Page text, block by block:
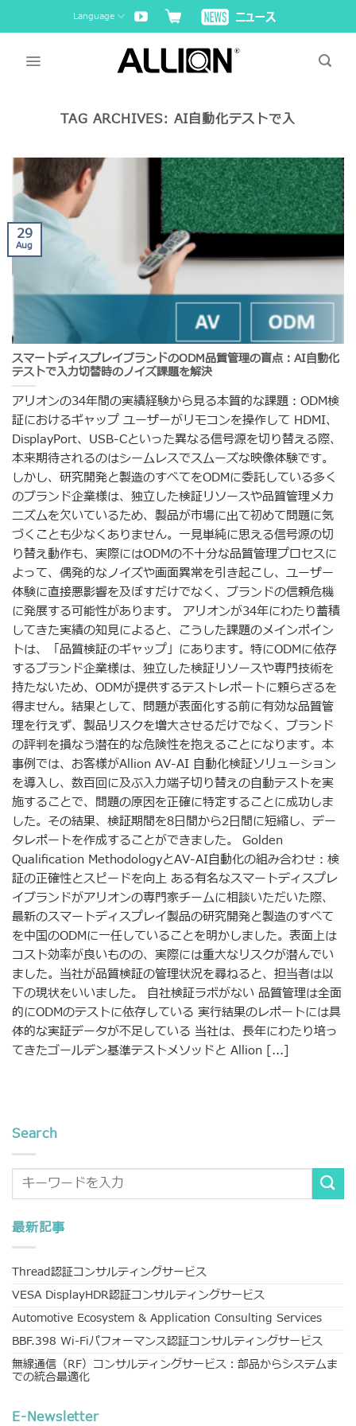
to
Language
TAG ARCHIVES: AI自動化テストで入
スマートディスプレイブランドのODM品質管理の盲点：AI自動化
テストで入力切替時のノイズ課題を解決
アリオンの34年間の実績経験から見る本質的な課題：ODM検
証におけるギャップ ユーザーがリモコンを操作して HDMI、
DisplayPort、USB-Cといった異なる信号源を切り替える際、
本来期待されるのはシームレスでスムーズな映像体験です。
しかし、研究開発と製造のすべてをODMに委託している多く
のブランド企業様は、独立した検証リソースや品質管理メカ
ニズムを欠いているため、製品が市場に出て初めて問題に気
づくことも少なくありません。一見単純に思える信号源の切
り替え動作も、実際にはODMの不十分な品質管理プロセスに
よって、偶発的なノイズや画面異常を引き起こし、ユーザー
体験に直接悪影響を及ぼすだけでなく、ブランドの信頼危機
に発展する可能性があります。 アリオンが34年にわたり蓄積
してきた実績の知見によると、こうした課題のメインポイン
トは、「品質検証のギャップ」にあります。特にODMに依存
するブランド企業様は、独立した検証リソースや専門技術を
持たないため、ODMが提供するテストレポートに頼らざるを
得ません。結果として、問題が表面化する前に有効な品質管
理を行えず、製品リスクを増大させるだけでなく、ブランド
の評判を損なう潜在的な危険性を抱えることになります。本
事例では、お客様がAllion AV-AI 自動化検証ソリューション
を導入し、数百回に及ぶ入力端子切り替えの自動テストを実
施することで、問題の原因を正確に特定することに成功しま
した。その結果、検証期間を8日間から2日間に短縮し、デー
タレポートを作成することができました。 Golden
Qualification MethodologyとAV-AI自動化の組み合わせ：検
証の正確性とスピードを向上 ある有名なスマートディスプレ
イブランドがアリオンの専門家チームに相談いただいた際、
最新のスマートディスプレイ製品の研究開発と製造のすべて
を中国のODMに一任していることを明かしました。表面上は
コスト効率が良いものの、実際には重大なリスクが潜んでい
ました。当社が品質検証の管理状況を尋ねると、担当者は以
下の現状をいいました。 自社検証ラボがない 品質管理は全面
的にODMのテストに依存している 実行結果のレポートには具
体的な実証データが不足している 当社は、長年にわたり培っ
てきたゴールデン基準テストメソッドと Allion [...]
29
Aug
Search
最新記事
Thread認証コンサルティングサービス
VESA DisplayHDR認証コンサルティングサービス
Automotive Ecosystem & Application Consulting Services
BBF.398 Wi-Fiパフォーマンス認証コンサルティングサービス
無線通信（RF）コンサルティングサービス：部品からシステムま
での統合最適化
E-Newsletter